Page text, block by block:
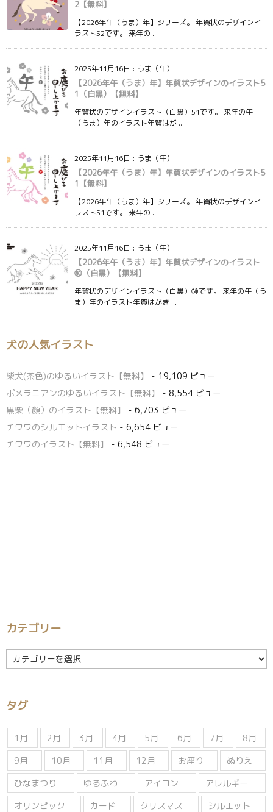
2【無料】
【2026年午（うま）年】シリーズ。 年賀状のデザインイ
ラスト52です。 来年の ...
2025年11月16日 : うま（午）
【2026年午（うま）年】年賀状デザインのイラスト5
1（白黒）【無料】
年賀状のデザインイラスト（白黒）51です。 来年の午
（うま）年のイラスト年賀はが ...
2025年11月16日 : うま（午）
【2026年午（うま）年】年賀状デザインのイラスト5
1【無料】
【2026年午（うま）年】シリーズ。 年賀状のデザインイ
ラスト51です。 来年の ...
2025年11月16日 : うま（午）
【2026年午（うま）年】年賀状デザインのイラスト
㊿（白黒）【無料】
年賀状のデザインイラスト（白黒）㊿です。 来年の午（う
ま）年のイラスト年賀はがき ...
犬の人気イラスト
柴犬(茶色)のゆるいイラスト【無料】
- 19,109 ビュー
ポメラニアンのゆるいイラスト【無料】
- 8,554 ビュー
黒柴（顔）のイラスト【無料】
- 6,703 ビュー
チワワのシルエットイラスト - 6,654 ビュー
チワワのイラスト【無料】
- 6,548 ビュー
カテゴリー
カ
テ
ー
タグ
1月 2月 3月 4月 5月 6月 7月
8月
9月
10月 11月 12月 お座り
ぬりえ
ひなまつり
ゆるふわ アイコン
アレルギー
オリンピック
カード クリスマス
シルエット